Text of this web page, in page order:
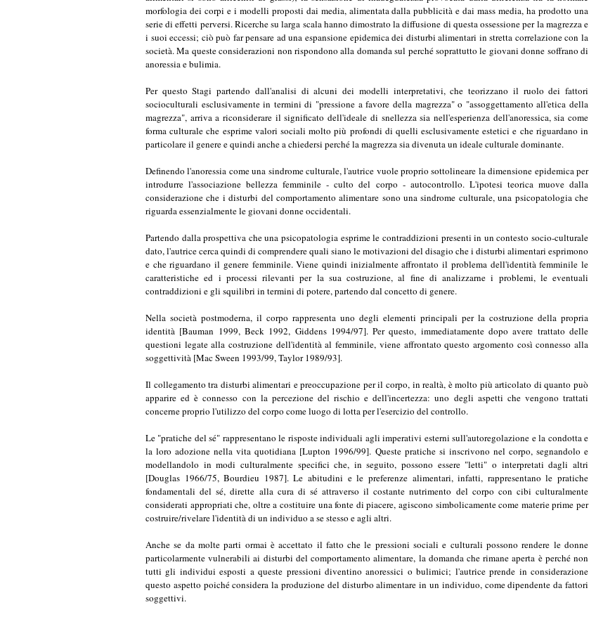
magrezza", arriva a riconsiderare il significato dell'ideale di snellezza sia nell'esperienza dell'anoressica, sia come
forma culturale che esprime valori sociali molto più profondi di quelli esclusivamente estetici e che riguardano in
particolare il genere e quindi anche a chiedersi perché la magrezza sia divenuta un ideale culturale dominante.
Definendo l'anoressia come una sindrome culturale, l'autrice vuole proprio sottolineare la dimensione epidemica per
considerazione che i disturbi del comportamento alimentare sono una sindrome culturale, una psicopatologia che
riguarda essenzialmente le giovani donne occidentali.
Partendo dalla prospettiva che una psicopatologia esprime le contraddizioni presenti in un contesto socio-culturale
dato, l'autrice cerca quindi di comprendere quali siano le motivazioni del disagio che i disturbi alimentari esprimono
caratteristiche ed i processi rilevanti per la sua costruzione, al fine di analizzarne i problemi, le eventuali
contraddizioni e gli squilibri in termini di potere, partendo dal concetto di genere.
Nella società postmoderna, il corpo rappresenta uno degli elementi principali per la costruzione della propria
questioni legate alla costruzione dell'identità al femminile, viene affrontato questo argomento così connesso alla
soggettività [Mac Sween 1993/99, Taylor 1989/93].
Il collegamento tra disturbi alimentari e preoccupazione per il corpo, in realtà, è molto più articolato di quanto può
apparire ed è connesso con la percezione del rischio e dell'incertezza: uno degli aspetti che vengono trattati
Le "pratiche del sé" rappresentano le risposte individuali agli imperativi esterni sull'autoregolazione e la condotta e
la loro adozione nella vita quotidiana [Lupton 1996/99]. Queste pratiche si inscrivono nel corpo, segnandolo e
modellandolo in modi culturalmente specifici che, in seguito, possono essere "letti" o interpretati dagli altri
fondamentali del sé, dirette alla cura di sé attraverso il costante nutrimento del corpo con cibi culturalmente
considerati appropriati che, oltre a costituire una fonte di piacere, agiscono simbolicamente come materie prime per
costruire/rivelare l'identità di un individuo a se stesso e agli altri.
Anche se da molte parti ormai è accettato il fatto che le pressioni sociali e culturali possono rendere le donne
particolarmente vulnerabili ai disturbi del comportamento alimentare, la domanda che rimane aperta è perché non
tutti gli individui esposti a queste pressioni diventino anoressici o bulimici; l'autrice prende in considerazione
questo aspetto poiché considera la produzione del disturbo alimentare in un individuo, come dipendente da fattori
soggettivi.
Per sviluppare questa riflessione viene utilizzata un'interpretazione che vede l'anoressia e la bulimia come il risultato
perpetuano; in tale prospettiva si può ben inserire, quindi, un'interpretazione sociale e socio-culturale dei fattori
predisponenti, riuscendo a scindere gli aspetti macro, che riguardano tutti gli individui, dai fattori precipitanti, più
soggettivi, che fanno sì che solo alcune persone diventino vittime di queste influenze sociali.
In conclusione l'autrice giunge ad una riflessione su soggettività, corpo e cibo che partendo dai disturbi alimentari,